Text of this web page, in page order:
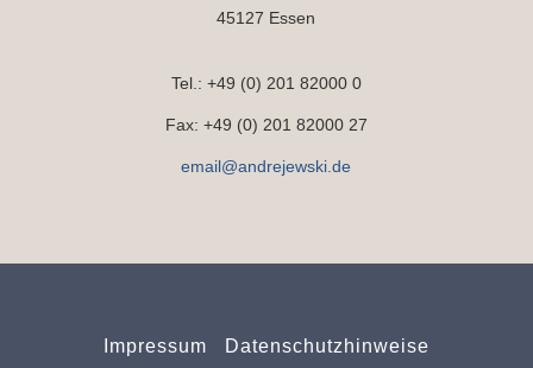
45127 Essen
Tel.: +49 (0) 201 82000 0
Fax: +49 (0) 201 82000 27
email@andrejewski.de
Impressum Datenschutzhinweise